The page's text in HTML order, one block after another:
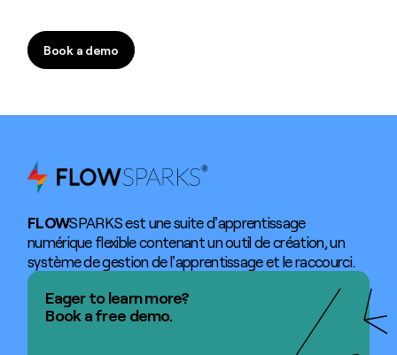
Book a demo
Book a demo
FLOWSPARKS est une suite d'apprentissage
numérique flexible contenant un outil de création, un
système de gestion de l'apprentissage et le raccourci.
Eager to learn more?
Book a free demo.